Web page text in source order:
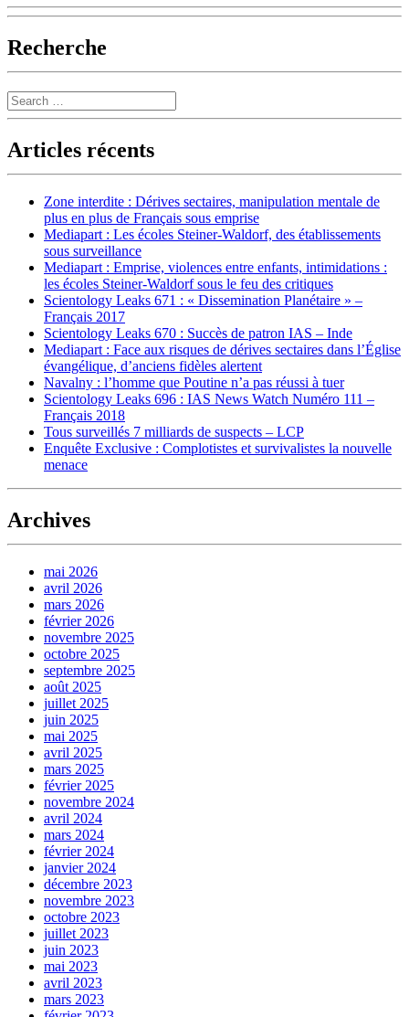
Recherche
Search
Articles récents
Zone interdite : Dérives sectaires, manipulation mentale de
plus en plus de Français sous emprise
Mediapart : Les écoles Steiner-Waldorf, des établissements
sous surveillance
Mediapart : Emprise, violences entre enfants, intimidations :
les écoles Steiner-Waldorf sous le feu des critiques
Scientology Leaks 671 : « Dissemination Planétaire » –
Français 2017
Scientology Leaks 670 : Succès de patron IAS – Inde
Mediapart : Face aux risques de dérives sectaires dans l’Église
évangélique, d’anciens fidèles alertent
Navalny : l’homme que Poutine n’a pas réussi à tuer
Scientology Leaks 696 : IAS News Watch Numéro 111 –
Français 2018
Tous surveillés 7 milliards de suspects – LCP
Enquête Exclusive : Complotistes et survivalistes la nouvelle
menace
Archives
mai 2026
avril 2026
mars 2026
février 2026
novembre 2025
octobre 2025
septembre 2025
août 2025
juillet 2025
juin 2025
mai 2025
avril 2025
mars 2025
février 2025
novembre 2024
avril 2024
mars 2024
février 2024
janvier 2024
décembre 2023
novembre 2023
octobre 2023
juillet 2023
juin 2023
mai 2023
avril 2023
mars 2023